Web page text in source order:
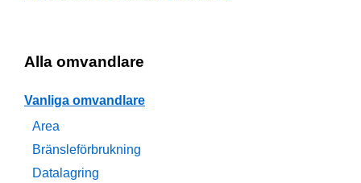
Alla omvandlare
Vanliga omvandlare
Area
Bränsleförbrukning
Datalagring